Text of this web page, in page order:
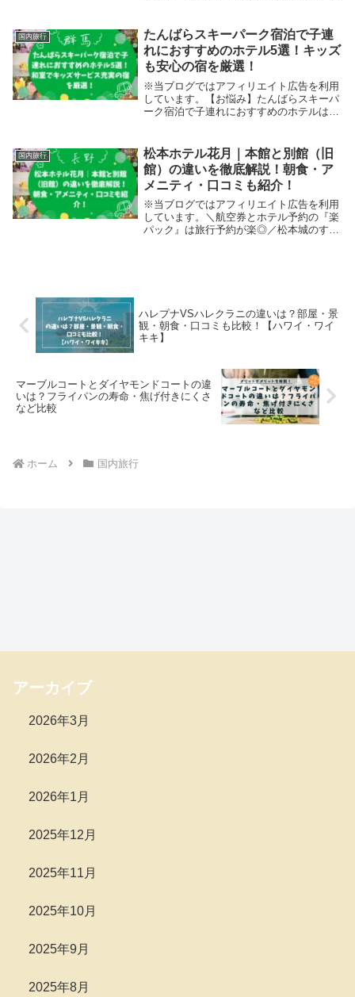
きか？それとも別館で十分か？」と迷って
いませんか？...
国内旅行
たんばらスキーパーク宿泊で子連
れにおすすめのホテル5選！キッズ
も安心の宿を厳選！
※当ブログではアフィリエイト広告を利用
しています。【お悩み】たんばらスキーパ
ーク宿泊で子連れにおすすめのホテルはど
できるの？」と悩むと思います。確かに特
に小さいお子...
国内旅行
松本ホテル花月｜本館と別館（旧
館）の違いを徹底解説！朝食・ア
メニティ・口コミも紹介！
※当ブログではアフィリエイト広告を利用
しています。＼航空券とホテル予約の『楽
パック』は旅行予約が楽◎／松本城のすぐ
ハレプナVSハレクラニの違いは？部屋・景
観・朝食・口コミも比較！【ハワイ・ワイ
キキ】
マーブルコートとダイヤモンドコートの違
いは？フライパンの寿命・焦げ付きにくさ
など比較
ホーム 国内旅行
アーカイブ
2026年3月
2026年2月
2026年1月
2025年12月
2025年11月
2025年10月
2025年9月
2025年8月